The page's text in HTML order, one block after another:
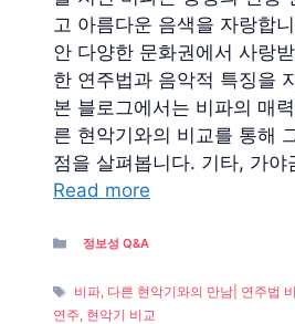
고 아름다운 음색을 자랑합
안 다양한 문화권에서 사랑
한 연주법과 음악적 특징을
본 블로그에서는 비파의 매
른 현악기와의 비교를 통해
점을 살펴봅니다. 기타, 가
Read more
Categories
정보성 Q&A
Tags
비파, 다른 현악기와의 만남| 연주법
연주, 현악기 비교